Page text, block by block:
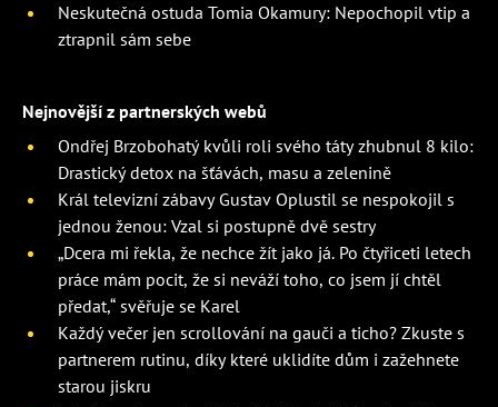
Neskutečná ostuda Tomia Okamury: Nepochopil vtip a
ztrapnil sám sebe
Nejnovější z partnerských webů
Ondřej Brzobohatý kvůli roli svého táty zhubnul 8 kilo:
Drastický detox na šťávách, masu a zelenině
Král televizní zábavy Gustav Oplustil se nespokojil s
jednou ženou: Vzal si postupně dvě sestry
„Dcera mi řekla, že nechce žít jako já. Po čtyřiceti letech
práce mám pocit, že si neváží toho, co jsem jí chtěl
předat,“ svěřuje se Karel
Každý večer jen scrollování na gauči a ticho? Zkuste s
partnerem rutinu, díky které uklidíte dům i zažehnete
starou jiskru